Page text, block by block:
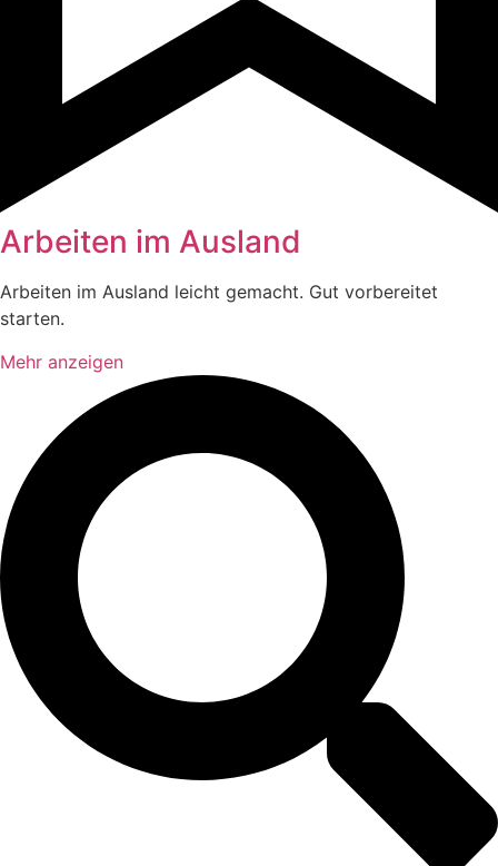
Arbeiten im Ausland
Arbeiten im Ausland leicht gemacht. Gut vorbereitet
starten.
Mehr anzeigen